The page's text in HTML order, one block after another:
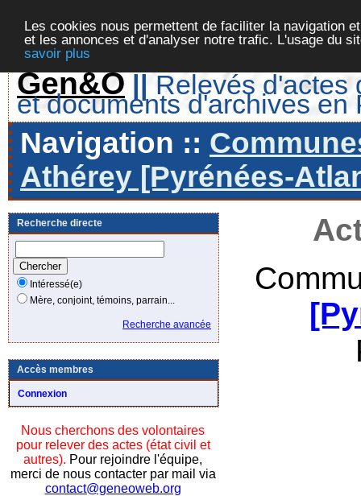
Les cookies nous permettent de faciliter la navigation
et les annonces et d'analyser notre trafic. L'usage du
savoir plus
Gen&O || Relevés d'actes
et documents d'archives en
Navigation ::
Athérey [Pyrénées-
Recherche directe
Intéressé(e)
Mère, conjoint, témoins, parrain...
Recherche avancée
Accès membres
Connexion
Nous cherchons des volontaires
pour relever des actes (état civil et
autres). Pour rejoindre l'équipe,
merci de nous contacter par mail via
contact@geneoweb.org